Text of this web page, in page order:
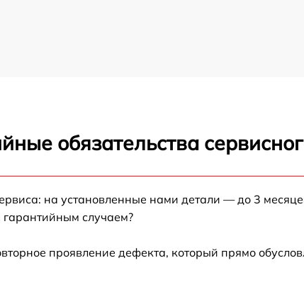
обязательства
на установленные нами детали — до 3
гарантийным случаем?
проявление дефекта, который прямо